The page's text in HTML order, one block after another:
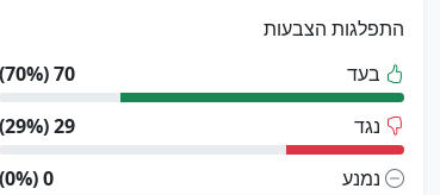
התפלגות הצבעות
בעד
70 (70%)
נגד
29 (29%)
נמנע
0 (0%)